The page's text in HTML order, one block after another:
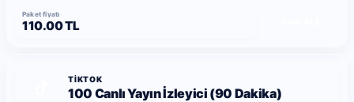
Paket fiyatı
110.00 TL
TIKTOK
100 Canlı Yayın İzleyici (90 Dakika)